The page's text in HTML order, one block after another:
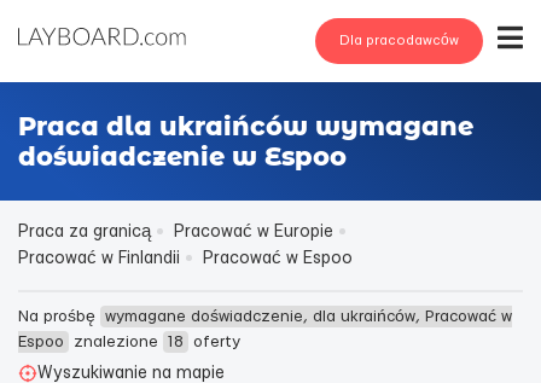
Dla pracodawców
Praca dla ukraińców wymagane
doświadczenie w Espoo
Praca za granicą
Pracować w Europie
Pracować w Finlandii
Pracować w Espoo
Na prośbę wymagane doświadczenie, dla ukraińców, Pracować w
Espoo
znalezione 18
oferty
Wyszukiwanie na mapie